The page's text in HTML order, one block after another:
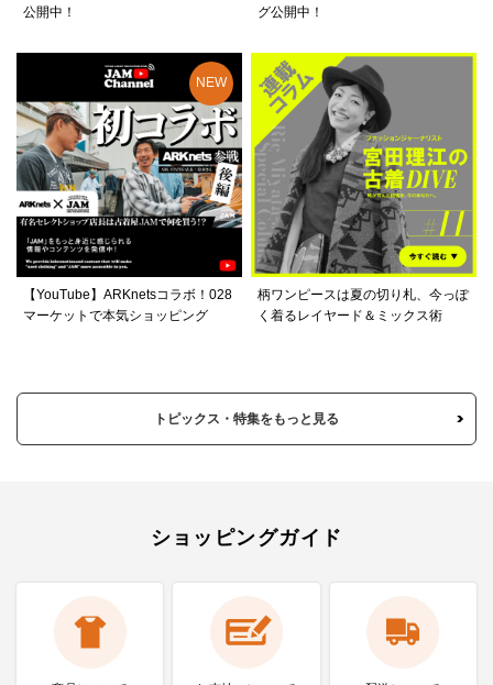
公開中！
グ公開中！
【YouTube】ARKnetsコラボ！028
マーケットで本気ショッピング
柄ワンピースは夏の切り札、今っぽ
く着るレイヤード＆ミックス術
トピックス・特集をもっと見る
ショッピングガイド